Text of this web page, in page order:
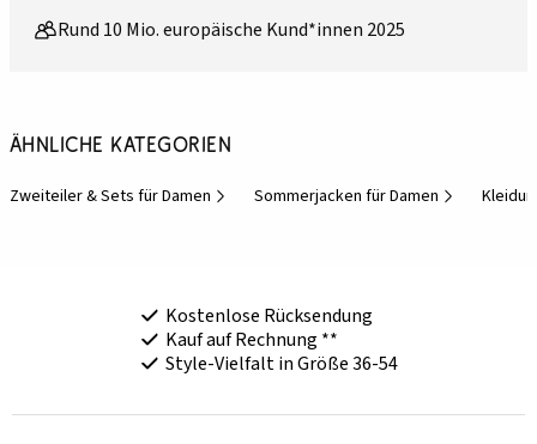
Rund 10 Mio. europäische Kund*innen 2025
Ähnliche Kategorien
Zweiteiler & Sets für Damen Sommerjacken für Damen
Kostenlose Rücksendung
Kauf auf Rechnung **
Style-Vielfalt in Größe 36-54